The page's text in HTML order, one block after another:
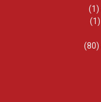
(1)
(1)
(80)